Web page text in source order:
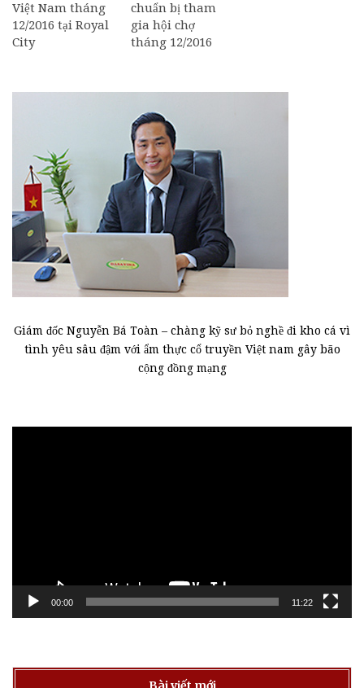
Việt Nam tháng
12/2016 tại Royal
City
chuẩn bị tham
gia hội chợ
tháng 12/2016
Giám đốc Nguyễn Bá Toàn – chàng kỹ sư bỏ nghề đi kho cá vì
tình yêu sâu đậm với ẩm thực cổ truyền Việt nam gây bão
cộng đồng mạng
00:00 11:22